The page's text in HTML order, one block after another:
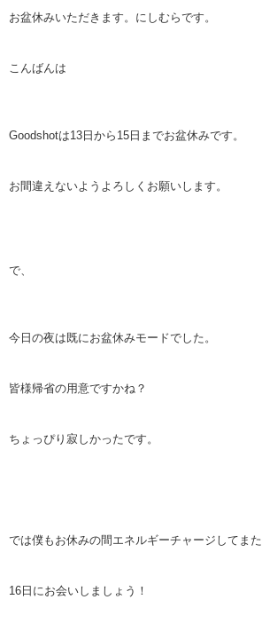
お盆休みいただきます。にしむらです。
こんばんは
Goodshotは13日から15日までお盆休みです。
お間違えないようよろしくお願いします。
で、
今日の夜は既にお盆休みモードでした。
皆様帰省の用意ですかね？
ちょっぴり寂しかったです。
では僕もお休みの間エネルギーチャージしてまた
16日にお会いしましょう！